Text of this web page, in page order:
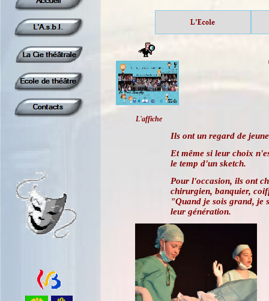
Ils ont un regard de
Et même si leur choix
le temp d'un sketch.
Pour l'occasion, ils ont
chirurgien, banquier,
"Quand je sois grand, je
leur génération.
L'affiche